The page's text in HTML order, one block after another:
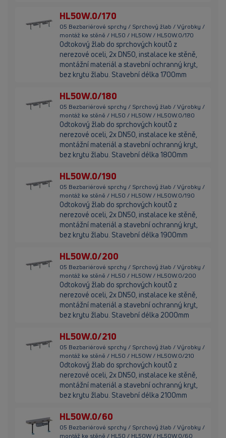
HL50W.0/170
05 Bezbariérové sprchy / Sprchový žlab / Výrobky /
montáž ke stěně / HL50 / HL50W / HL50W.0/170
Odtokový žlab do sprchových koutů z
nerezové oceli, 2x DN50, instalace ke stěně,
montážní materiál a stavební ochranný kryt,
bez krytu žlabu. Stavební délka 1700mm
HL50W.0/180
05 Bezbariérové sprchy / Sprchový žlab / Výrobky /
montáž ke stěně / HL50 / HL50W / HL50W.0/180
Odtokový žlab do sprchových koutů z
nerezové oceli, 2x DN50, instalace ke stěně,
montážní materiál a stavební ochranný kryt,
bez krytu žlabu. Stavební délka 1800mm
HL50W.0/190
05 Bezbariérové sprchy / Sprchový žlab / Výrobky /
montáž ke stěně / HL50 / HL50W / HL50W.0/190
Odtokový žlab do sprchových koutů z
nerezové oceli, 2x DN50, instalace ke stěně,
montážní materiál a stavební ochranný kryt,
bez krytu žlabu. Stavební délka 1900mm
HL50W.0/200
05 Bezbariérové sprchy / Sprchový žlab / Výrobky /
montáž ke stěně / HL50 / HL50W / HL50W.0/200
Odtokový žlab do sprchových koutů z
nerezové oceli, 2x DN50, instalace ke stěně,
montážní materiál a stavební ochranný kryt,
bez krytu žlabu. Stavební délka 2000mm
HL50W.0/210
05 Bezbariérové sprchy / Sprchový žlab / Výrobky /
montáž ke stěně / HL50 / HL50W / HL50W.0/210
Odtokový žlab do sprchových koutů z
nerezové oceli, 2x DN50, instalace ke stěně,
montážní materiál a stavební ochranný kryt,
bez krytu žlabu. Stavební délka 2100mm
HL50W.0/60
05 Bezbariérové sprchy / Sprchový žlab / Výrobky /
montáž ke stěně / HL50 / HL50W / HL50W.0/60